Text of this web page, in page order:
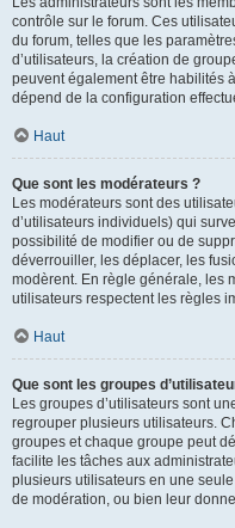
contrôle sur le forum. Ces
du forum, telles que les
d’utilisateurs, la création de
peuvent également être habilités
dépend de la configuration
Haut
Que sont les modérateurs ?
Les modérateurs sont des
d’utilisateurs individuels) qui
possibilité de modifier ou de
déverrouiller, les déplacer, les
modèrent. En règle générale, les
utilisateurs respectent les règles
Haut
Que sont les groupes
Les groupes d’utilisateurs sont
regrouper plusieurs utilisateurs.
groupes et chaque groupe peut
facilite les tâches aux
plusieurs utilisateurs en une
de modération, ou bien leur